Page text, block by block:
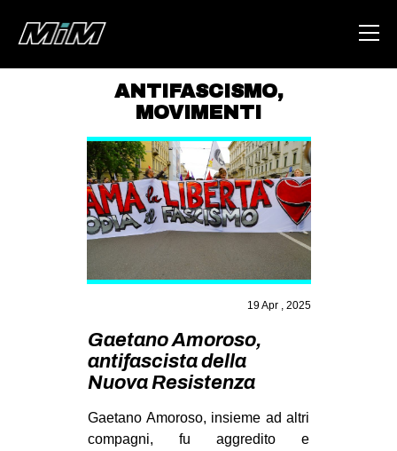
HOME
ABOUT
AREA
DEGENERAZIONE
CSOA LAMBRETTA
STUDENTI TSUNAMI
ZAM
MOBILITAZIONI
ANTIFASCISMO,
MOVIMENTI
19 Apr , 2025
Gaetano Amoroso,
antifascista della
Nuova Resistenza
Gaetano Amoroso, insieme ad altri
compagni, fu aggredito e